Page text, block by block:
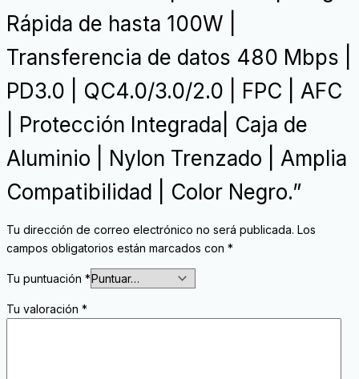
Rápida de hasta 100W |
Transferencia de datos 480 Mbps |
PD3.0 | QC4.0/3.0/2.0 | FPC | AFC
| Protección Integrada| Caja de
Aluminio | Nylon Trenzado | Amplia
Compatibilidad | Color Negro.”
Tu dirección de correo electrónico no será publicada. Los
campos obligatorios están marcados con *
Tu puntuación *
Tu valoración *